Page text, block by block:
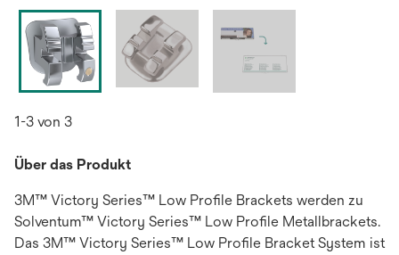
1-3 von 3
Über das Produkt
3M™ Victory Series™ Low Profile Brackets werden zu
Solventum™ Victory Series™ Low Profile Metallbrackets.
Das 3M™ Victory Series™ Low Profile Bracket System ist